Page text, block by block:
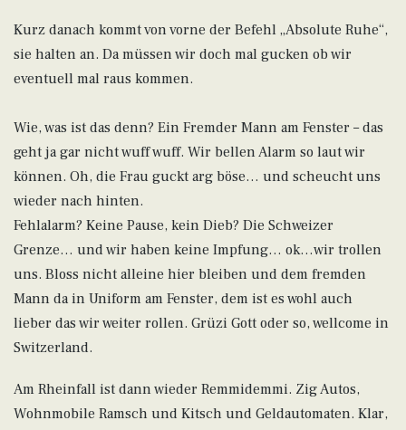
Kurz danach kommt von vorne der Befehl „Absolute Ruhe“,
sie halten an. Da müssen wir doch mal gucken ob wir
eventuell mal raus kommen.
Wie, was ist das denn? Ein Fremder Mann am Fenster – das
geht ja gar nicht wuff wuff. Wir bellen Alarm so laut wir
können. Oh, die Frau guckt arg böse… und scheucht uns
wieder nach hinten.
Fehlalarm? Keine Pause, kein Dieb? Die Schweizer
Grenze… und wir haben keine Impfung… ok…wir trollen
uns. Bloss nicht alleine hier bleiben und dem fremden
Mann da in Uniform am Fenster, dem ist es wohl auch
lieber das wir weiter rollen. Grüzi Gott oder so, wellcome in
Switzerland.
Am Rheinfall ist dann wieder Remmidemmi. Zig Autos,
Wohnmobile Ramsch und Kitsch und Geldautomaten. Klar,